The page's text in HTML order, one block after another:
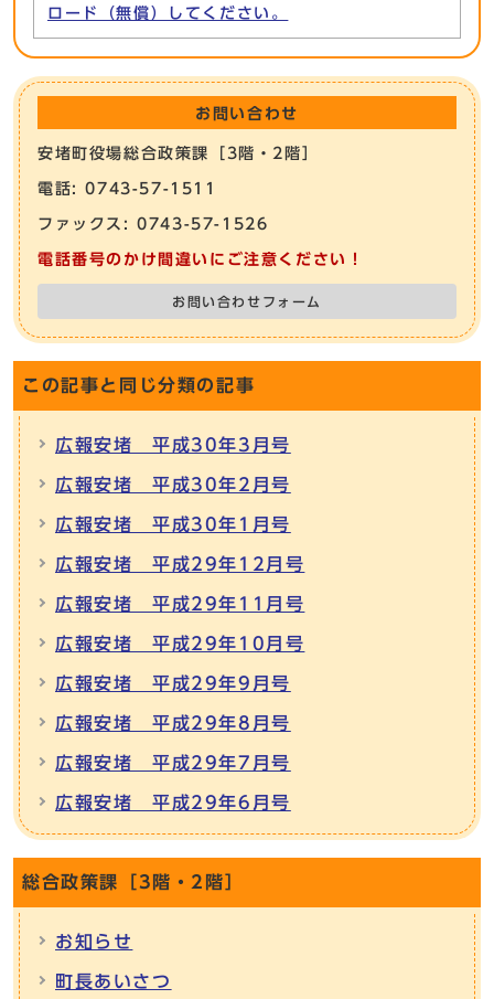
ロード（無償）してください。
お問い合わせ
安堵町役場総合政策課［3階・2階］
電話: 0743-57-1511
ファックス: 0743-57-1526
電話番号のかけ間違いにご注意ください！
お問い合わせフォーム
この記事と同じ分類の記事
広報安堵 平成30年3月号
広報安堵 平成30年2月号
広報安堵 平成30年1月号
広報安堵 平成29年12月号
広報安堵 平成29年11月号
広報安堵 平成29年10月号
広報安堵 平成29年9月号
広報安堵 平成29年8月号
広報安堵 平成29年7月号
広報安堵 平成29年6月号
総合政策課［3階・2階］
お知らせ
町長あいさつ